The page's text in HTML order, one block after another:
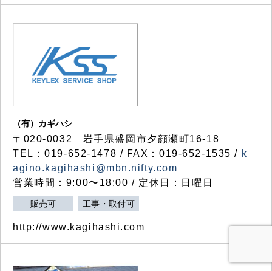
（有）カギハシ
〒020-0032 岩手県盛岡市夕顔瀬町16-18
TEL：019-652-1478 / FAX：019-652-1535 / k
agino.kagihashi@mbn.nifty.com
営業時間：9:00〜18:00 / 定休日：日曜日
販売可 工事・取付可
http://www.kagihashi.com